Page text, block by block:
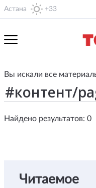
Астана +33
Вы искали все
Найдено результатов: 0
Читаемое